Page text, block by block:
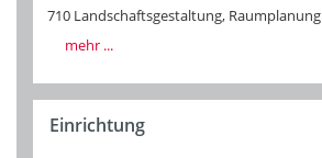
710 Landschaftsgestaltung, Raumplanung
mehr ...
Einrichtung